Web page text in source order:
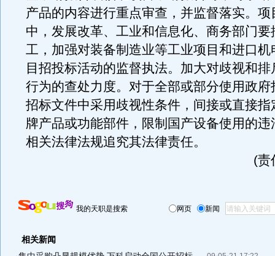
产品的内容进行重点审查，并监督落实。项
中，发展改革、工业和信息化、商务部门要
工，加强对装备制造业等工业项目和进口机
目招投标活动的监督执法。加大对歧视和
行为的查处力度。对于全部或部分使用政府
招标文件中采用歧视性条件，间接或直接指
牌产品或功能部件，限制国产设备使用的违
相关法律法规追究其法律责任。
(责
我的天职是搜索 网页 新闻
相关新闻